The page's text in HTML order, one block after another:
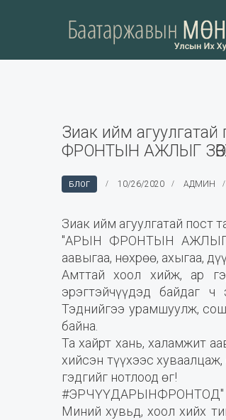
Зиак ийм
ФРОНТЫН АЖЛЫГ
БЛОГ 10/26/2020 АДМИН
Зиак ийм агуулгатай пост
"АРЫН ФРОНТЫН АЖЛЫГ
аавыгаа, нөхрөө, ахыгаа,
Амттай хоол хийж, ар
эрэгтэйчүүдэд байдаг
Тэднийгээ урамшуулж,
байна.
Та хайрт хань, халамжит
хийсэн түүхээс
гэдгийг нотлоод өг!
#ЭРЧҮҮДАРЫНФРОНТОД"
Миний хувьд, хоол хийх